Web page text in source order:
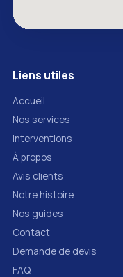
Liens utiles
Accueil
Nos services
Interventions
À propos
Avis clients
Notre histoire
Nos guides
Contact
Demande de devis
FAQ